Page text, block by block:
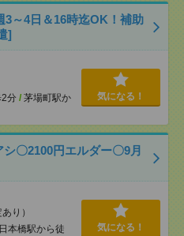
3～4日＆16時迄OK！補助
]
2分 / 茅場町駅か
気になる！
〇2100円エルダー〇9月
り）
本橋駅から徒
気になる！